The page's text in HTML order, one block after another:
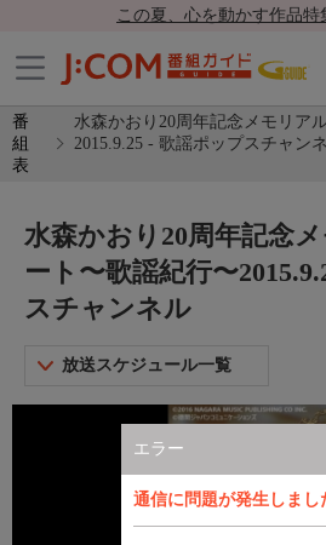
この夏、心を動かす作品特
番
組
表
水森かおり20周年記念メモリア
2015.9.25 - 歌謡ポップスチャン
エラー
通信に問題が発生しま
水森かおり20周年記念
ート〜歌謡紀行〜
スチャンネル
放送スケジュール一覧